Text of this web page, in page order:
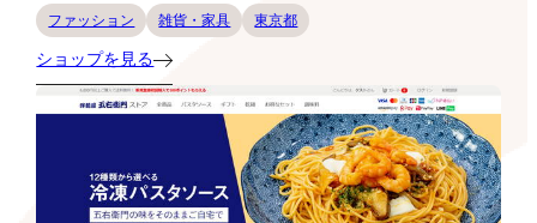
ファッション 雑貨・家具 東京都
ショップを見る